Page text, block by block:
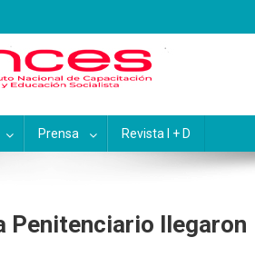
Prensa Revista I + D
Penitenciario llegaron